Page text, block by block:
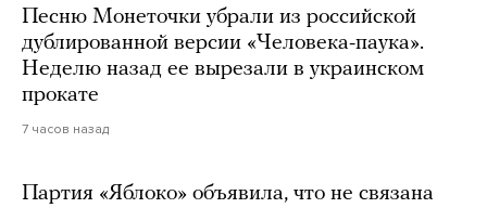
Песню Монеточки убрали из российской
дублированной версии «Человека-паука».
Неделю назад ее вырезали в украинском
прокате
7 часов назад
Партия «Яблоко» объявила, что не связана